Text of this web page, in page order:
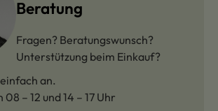
Beratung
Fragen? Beratungswunsch?
Unterstützung beim Einkauf?
an.
– 12 und 14 – 17 Uhr